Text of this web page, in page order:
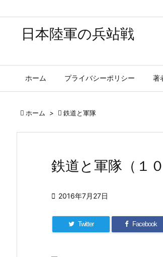
日本陸軍の兵站戦
ホーム プライバシーポリシー 著
 ホーム >  鉄道と軍隊
鉄道と軍隊（１
 2016年7月27日
Twitter Facebook